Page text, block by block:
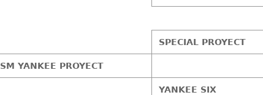
SPECIAL PROYECT
SM YANKEE PROYECT
YANKEE SIX